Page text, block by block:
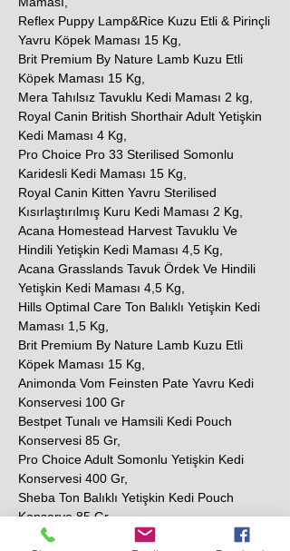
Reflex Puppy Lamp&Rice Kuzu Etli & Pirinçli
Yavru Köpek Maması 15 Kg,
Brit Premium By Nature Lamb Kuzu Etli
Köpek Maması 15 Kg,
Mera Tahılsız Tavuklu Kedi Maması 2 kg,
Royal Canin British Shorthair Adult Yetişkin
Kedi Maması 4 Kg,
Pro Choice Pro 33 Sterilised Somonlu
Karidesli Kedi Maması 15 Kg,
Royal Canin Kitten Yavru Sterilised
Kısırlaştırılmış Kuru Kedi Maması 2 Kg,
Acana Homestead Harvest Tavuklu Ve
Hindili Yetişkin Kedi Maması 4,5 Kg,
Acana Grasslands Tavuk Ördek Ve Hindili
Yetişkin Kedi Maması 4,5 Kg,
Hills Optimal Care Ton Balıklı Yetişkin Kedi
Maması 1,5 Kg,
Brit Premium By Nature Lamb Kuzu Etli
Köpek Maması 15 Kg,
Animonda Vom Feinsten Pate Yavru Kedi
Konservesi 100 Gr
Bestpet Tunalı ve Hamsili Kedi Pouch
Konservesi 85 Gr,
Pro Choice Adult Somonlu Yetişkin Kedi
Konservesi 400 Gr,
Sheba Ton Balıklı Yetişkin Kedi Pouch
Konserve 85 Gr,
N&D Prime Tavuklu ve Narlı Tahılsız Yetişkin